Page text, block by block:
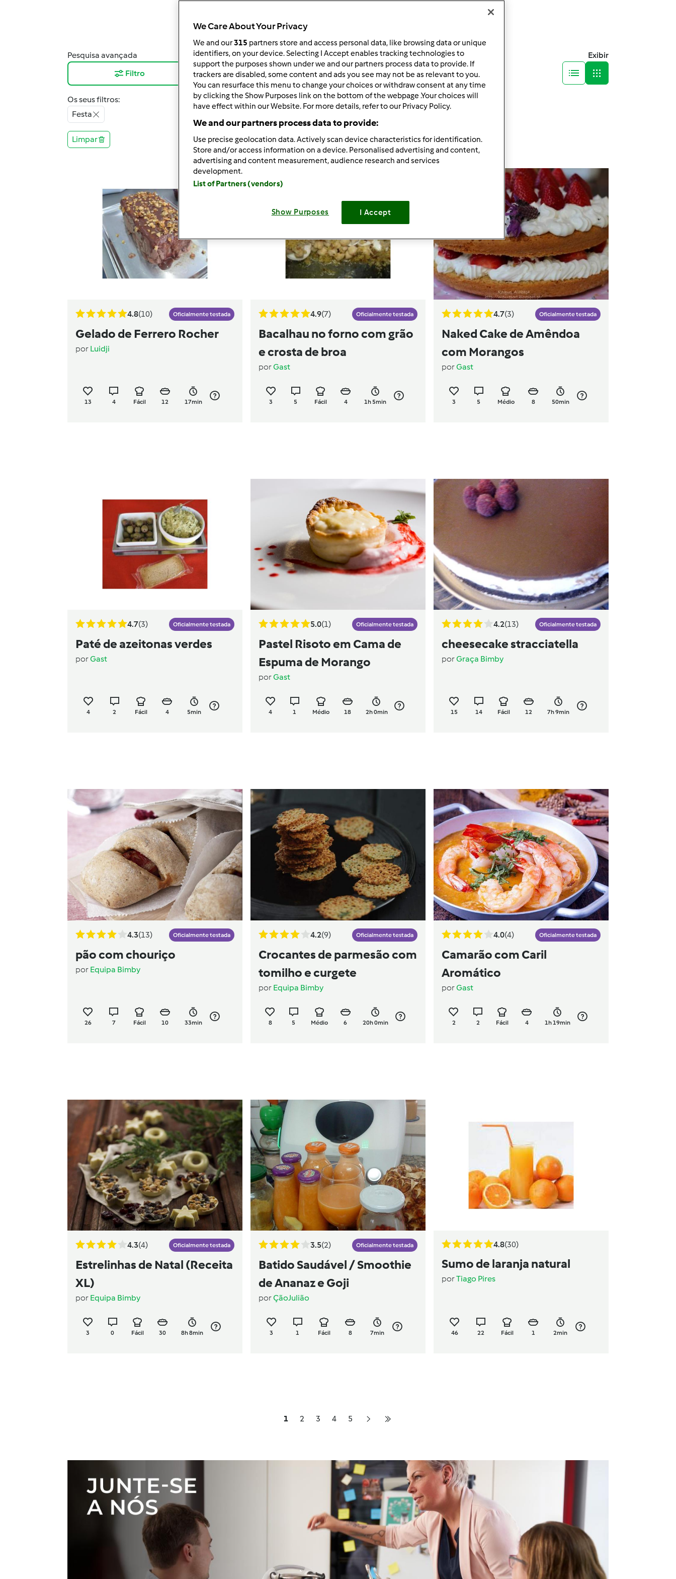
Pesquisa avançada
Filtro
Resultados por página:
12
Ordenar por:
Predefinido
Exibir
Os seus filtros:
Festa
Limpar
4.8(10) Oficialmente testada
Gelado de Ferrero Rocher
por Luidji
13 4 Fácil 12 17min
4.9(7) Oficialmente testada
Bacalhau no forno com grão
e crosta de broa
porGast
3 5 Fácil 4 1h 5min
4.7(3) Oficialmente testada
Naked Cake de Amêndoa
com Morangos
porGast
3 5 Médio 8 50min
4.7(3) Oficialmente testada
Paté de azeitonas verdes
porGast
4 2 Fácil 4 5min
5.0(1) Oficialmente testada
Pastel Risoto em Cama de
Espuma de Morango
porGast
4 1 Médio 18 2h 0min
4.2(13) Oficialmente testada
cheesecake stracciatella
porGraça Bimby
15 14 Fácil 12 7h 9min
4.3(13) Oficialmente testada
pão com chouriço
por Equipa Bimby
26 7 Fácil 10 33min
4.2(9) Oficialmente testada
Crocantes de parmesão com
tomilho e curgete
por Equipa Bimby
8 5 Médio 6 20h 0min
4.0(4) Oficialmente testada
Camarão com Caril
Aromático
porGast
2 2 Fácil 4 1h 19min
4.3(4) Oficialmente testada
Estrelinhas de Natal (Receita
XL)
por Equipa Bimby
3 0 Fácil 30 8h 8min
3.5(2) Oficialmente testada
Batido Saudável / Smoothie
de Ananaz e Goji
porÇãoJulião
3 1 Fácil 8 7min
4.8(30)
Sumo de laranja natural
porTiago Pires
46 22 Fácil 1 2min
1 2 3 4 5
We Care About Your Privacy
We and our315 partners store and access personal data, like browsing data or unique
identifiers, on your device. Selecting I Accept enables tracking technologies to
support the purposes shown under we and our partners process data to provide. If
trackers are disabled, some content and ads you see may not be as relevant to you.
You can resurface this menu to change your choices or withdraw consent at any time
by clicking the Show Purposes link on the bottom of the webpage .Your choices will
have effect within our Website. For more details, refer to our Privacy Policy.
We and our partners process data to provide:
Use precise geolocation data. Actively scan device characteristics for identification.
Store and/or access information on a device. Personalised advertising and content,
advertising and content measurement, audience research and services
development.
List of Partners (vendors)
Show Purposes I Accept